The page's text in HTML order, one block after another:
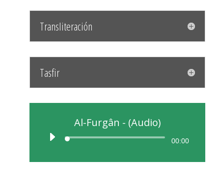
Transliteración
Tasfir
Al-Furgân - (Audio)
00:00